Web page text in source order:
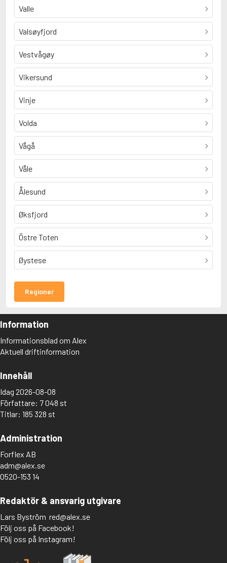
Valle
Valsøyfjord
Vestvågøy
Vikersund
Vinje
Volda
Vågå
Våle
Ålesund
Øksfjord
Östre Toten
Øystese
Regioner
Information
Informationsblad om Alex
Aktuell driftinformation
Innehåll
Idag 2026-08-08
Författare: 7 048 st
Titlar: 185 328 st
Administration
Forflex AB
adm@alex.se
0520-153 14
Redaktör & ansvarig utgivare
Lars Byström red@alex.se
Följ oss på Facebook!
Följ oss på Instagram!